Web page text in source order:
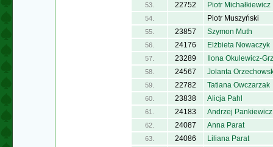
53. 22752 Piotr Michałkiewicz
54. Piotr Muszyński
55. 23857 Szymon Muth
56. 24176 Elżbieta Nowaczyk
57. 23289 Ilona Okulewicz-
58. 24567 Jolanta
59. 22782 Tatiana Owczarzak
60. 23838 Alicja Pahl
61. 24183 Andrzej Pankiewicz
62. 24087 Anna Parat
63. 24086 Liliana Parat